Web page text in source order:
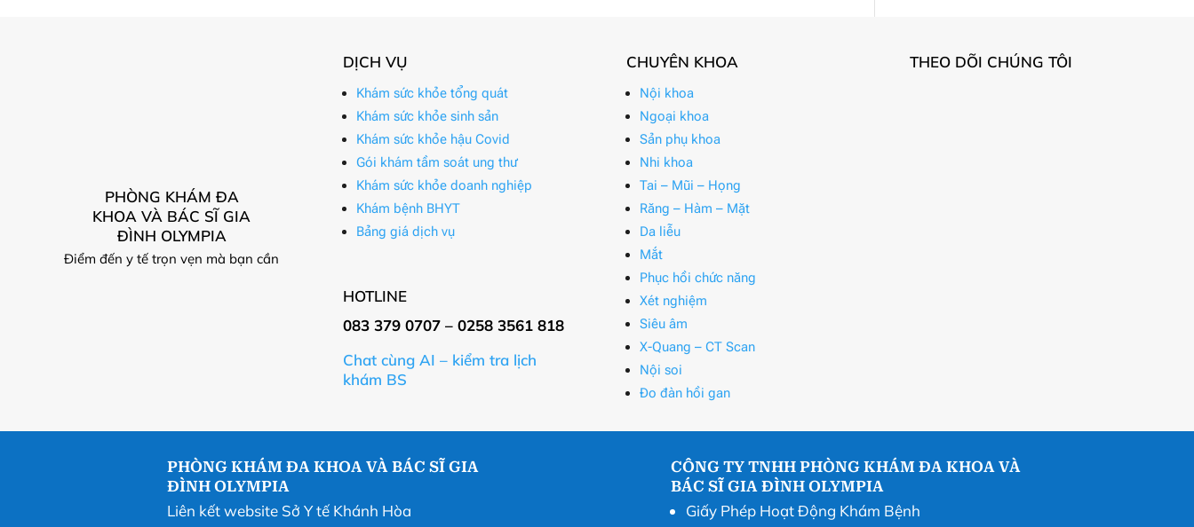
PHÒNG KHÁM ĐA
KHOA VÀ BÁC SĨ GIA
ĐÌNH OLYMPIA
Điểm đến y tế trọn vẹn mà bạn cần
DỊCH VỤ
Khám sức khỏe tổng quát
Khám sức khỏe sinh sản
Khám sức khỏe hậu Covid
Gói khám tầm soát ung thư
Khám sức khỏe doanh nghiệp
Khám bệnh BHYT
Bảng giá dịch vụ
HOTLINE
083 379 0707 – 0258 3561 818
Chat cùng AI – kiểm tra lịch
khám BS
CHUYÊN KHOA
Nội khoa
Ngoại khoa
Sản phụ khoa
Nhi khoa
Tai – Mũi – Họng
Răng – Hàm – Mặt
Da liễu
Mắt
Phục hồi chức năng
Xét nghiệm
Siêu âm
X-Quang – CT Scan
Nội soi
Đo đàn hồi gan
THEO DÕI CHÚNG TÔI
PHÒNG KHÁM ĐA KHOA VÀ BÁC SĨ GIA
ĐÌNH OLYMPIA
Liên kết website Sở Y tế Khánh Hòa
CÔNG TY TNHH PHÒNG KHÁM ĐA KHOA VÀ
BÁC SĨ GIA ĐÌNH OLYMPIA
Giấy Phép Hoạt Động Khám Bệnh